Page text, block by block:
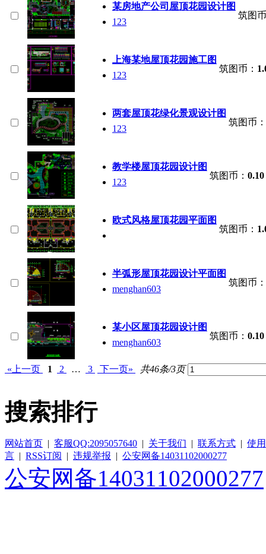
某房地产公司屋顶花园设计图
123
筑图
上海某地屋顶花园施工图
123
筑图币：
两套屋顶花绿化景观设计图
123
筑图币：
教学楼屋顶花园设计图
123
筑图币： 0.10
欧式风格屋顶花园平面图
筑图币：
半弧形屋顶花园设计平面图
menghan603
筑图币：
某小区屋顶花园设计图
menghan603
筑图币： 0.10
«上一页 1 2 … 3 下一页» 共46条/3页
搜索排行
网站首页 | 客服QQ:2095057640 | 关于我们 | 联系方式 | 使
言 | RSS订阅 | 违规举报 | 公安网备14031102000277
公安网备14031102000277